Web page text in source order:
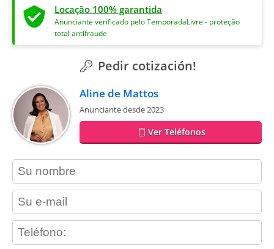
Locação 100% garantida
Anunciante verificado pelo TemporadaLivre - proteção
total antifraude
Pedir cotización!
Aline de Mattos
Anunciante desde 2023
Ver Teléfonos
contact_name
contact_email
contact_phone